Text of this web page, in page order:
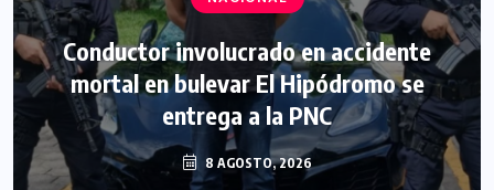
Conductor involucrado en accidente
mortal en bulevar El Hipódromo se
entrega a la PNC
8 AGOSTO, 2026